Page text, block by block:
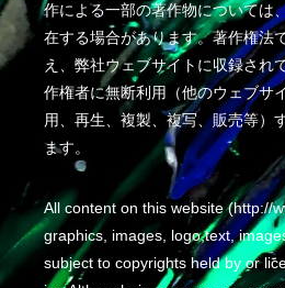
作による一部の著作物については
在する場合があります。著作権法
え、弊社ウェブサイトに収録され
作権者に無断利用（他のウェブサ
用、再生、複製、複写、販売等）
ます。
All content on this website (http://
graphics, images, logo,text,
subject to copyrights held by or